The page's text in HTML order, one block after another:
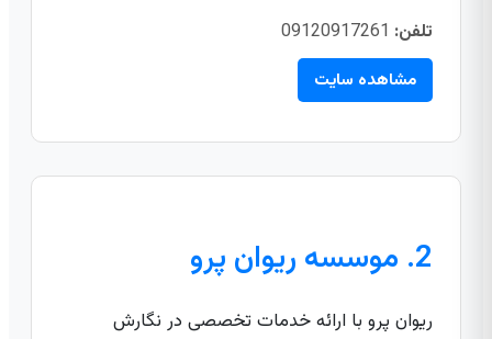
تلفن:
مشاهده سایت
2. موسسه ریوان پرو
ریوان پرو با ارائه خدمات تخصصی در نگارش